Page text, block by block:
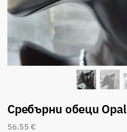
Сребърни обеци Opal
56.55 €